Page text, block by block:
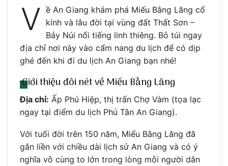
V ề An Giang khám phá Miếu Bằng Lăng cổ
kính và lâu đời tại vùng đất Thất Sơn –
Bảy Núi nổi tiếng linh thiêng. Bỏ túi ngay
địa chỉ nơi này vào cẩm nang du lịch để có dịp
ghé đến khi đi du lịch An Giang bạn nhé!
Giới thiệu đôi nét về Miếu Bằng Lăng
Địa chỉ: Ấp Phú Hiệp, thị trấn Chợ Vàm (tọa lạc
ngay tại điểm du lịch Phú Tân An Giang).
Với tuổi đời trên 150 năm, Miếu Bằng Lăng đã
gắn liền với chiều dài lịch sử An Giang và có ý
nghĩa vô cùng to lớn trong lòng mỗi người dân